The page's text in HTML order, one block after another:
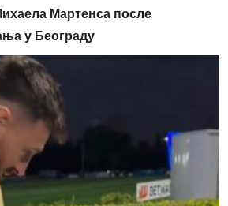
Мартенса после
у Београду